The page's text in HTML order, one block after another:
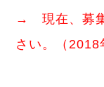
→ 現在、募集
さい。（2018